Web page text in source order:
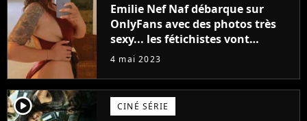
Emilie Nef Naf débarque sur
OnlyFans avec des photos très
sexy... les fétichistes vont
prendre leur pied !
4 mai 2023
player2 CINÉ SÉRIE